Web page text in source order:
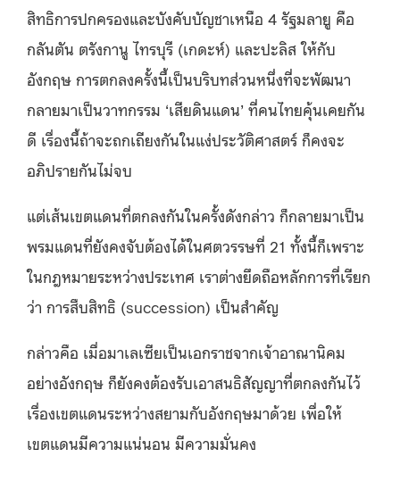
สิทธิการปกครองและบังคับบัญชาเหนือ 4 รัฐมลายู คือ
กลันตัน ตรังกานู ไทรบุรี (เกดะห์) และปะลิส ให้กับ
อังกฤษ การตกลงครั้งนี้เป็นบริบทส่วนหนึ่งที่จะพัฒนา
กลายมาเป็นวาทกรรม ‘เสียดินแดน’ ที่คนไทยคุ้นเคยกัน
ดี เรื่องนี้ถ้าจะถกเถียงกันในแง่ประวัติศาสตร์ ก็คงจะ
อภิปรายกันไม่จบ
แต่เส้นเขตแดนที่ตกลงกันในครั้งดังกล่าว ก็กลายมาเป็น
พรมแดนที่ยังคงจับต้องได้ในศตวรรษที่ 21 ทั้งนี้ก็เพราะ
ในกฎหมายระหว่างประเทศ​ เราต่างยึดถือหลักการที่เรียก
ว่า การสืบสิทธิ (succession) เป็นสำคัญ
กล่าวคือ เมื่อมาเลเซียเป็นเอกราชจากเจ้าอาณานิคม
อย่างอังกฤษ ก็ยังคงต้องรับเอาสนธิสัญญาที่ตกลงกันไว้
เรื่องเขตแดนระหว่างสยามกับอังกฤษมาด้วย เพื่อให้
เขตแดนมีความแน่นอน มีความมั่นคง